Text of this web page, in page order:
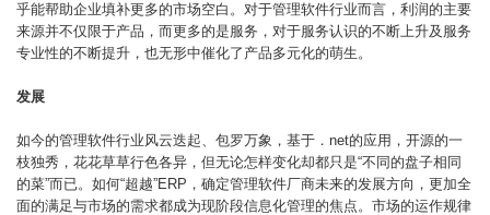
乎能帮助企业填补更多的市场空白。对于管理软件行业而言，利润的主要
来源并不仅限于产品，而更多的是服务，对于服务认识的不断上升及服务
专业性的不断提升，也无形中催化了产品多元化的萌生。
发展
如今的管理软件行业风云迭起、包罗万象，基于．net的应用，开源的一
枝独秀，花花草草行色各异，但无论怎样变化却都只是“不同的盘子相同
的菜”而已。如何“超越”ERP，确定管理软件厂商未来的发展方向，更加全
面的满足与市场的需求都成为现阶段信息化管理的焦点。市场的运作规律